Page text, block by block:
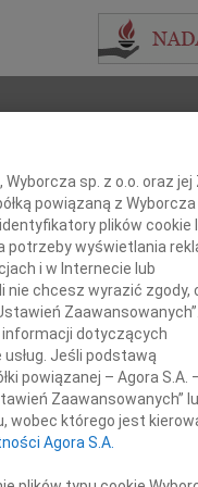
Imię i nazwisko lub numer
+ szukanie
INNE NEKROLOGI
Małgorzata Kościelska
Z głębokim smutkiem
Marek Pliszkiewicz
Ze smutkiem żegnamy
Marianna Szymańska
Gdyby miłość mogła
Andrzej Gołaszewski
Z wielkim smutkiem
sp. z o.o. oraz jej
powiązaną z Wyborcza
plików cookie
potrzeby wyświetlania
i w Internecie lub
nie chcesz wyrazić zgody,
Zaawansowanych”.
informacji dotyczących
Jeśli podstawą
powiązanej – Agora S.A.
Zaawansowanych”
którego jest
Agora S.A.